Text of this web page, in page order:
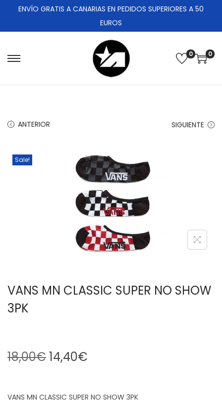
ENVÍO GRATIS A CANARIAS EN PEDIDOS SUPERIORES A 50
EUROS
0 0
ANTERIOR SIGUIENTE
Sale!
VANS MN CLASSIC SUPER NO SHOW
3PK
18,00€14,40€
VANS MN CLASSIC SUPER NO SHOW 3PK